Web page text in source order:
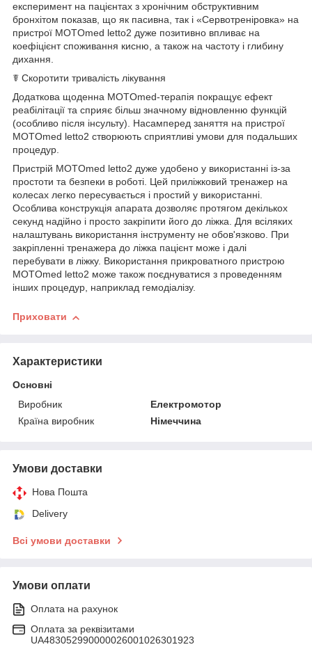
експеримент на пацієнтах з хронічним обструктивним
бронхітом показав, що як пасивна, так і «Сервотреніровка» на
пристрої MOTOmed letto2 дуже позитивно впливає на
коефіцієнт споживання кисню, а також на частоту і глибину
дихання.
☤ Скоротити тривалість лікування
Додаткова щоденна MOTOmed-терапія покращує ефект
реабілітації та сприяє більш значному відновленню функцій
(особливо після інсульту). Насамперед заняття на пристрої
MOTOmed letto2 створюють сприятливі умови для подальших
процедур.
Пристрій MOTOmed letto2 дуже удобено у використанні із-за
простоти та безпеки в роботі. Цей приліжковий тренажер на
колесах легко пересувається і простий у використанні.
Особлива конструкція апарата дозволяє протягом декількох
секунд надійно і просто закріпити його до ліжка. Для всіляких
налаштувань використання інструменту не обов'язково. При
закріпленні тренажера до ліжка пацієнт може і далі
перебувати в ліжку. Використання прикроватного пристрою
MOTOmed letto2 може також поєднуватися з проведенням
інших процедур, наприклад гемодіалізу.
Приховати
Характеристики
Основні
Виробник
Електромотор
Країна виробник
Німеччина
Умови доставки
Нова Пошта
Delivery
Всі умови доставки
Умови оплати
Оплата на рахунок
Оплата за реквізитами
UA483052990000026001026301923